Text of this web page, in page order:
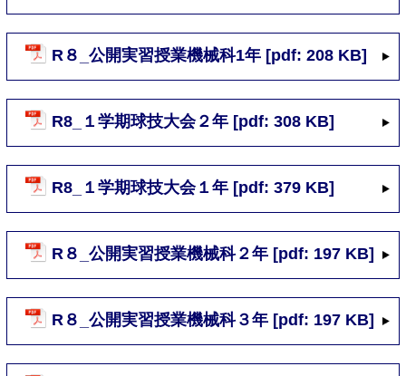
R８_公開実習授業機械科1年 [pdf: 208 KB]
R8_１学期球技大会２年 [pdf: 308 KB]
R8_１学期球技大会１年 [pdf: 379 KB]
R８_公開実習授業機械科２年 [pdf: 197 KB]
R８_公開実習授業機械科３年 [pdf: 197 KB]